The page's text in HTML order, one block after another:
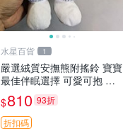
水星百貨 1
嚴選絨質安撫熊附搖鈴 寶寶
最佳伴眠選擇 可愛可抱 絨
毛玩具 安撫熊 嬰兒用
$810 93折
折扣碼